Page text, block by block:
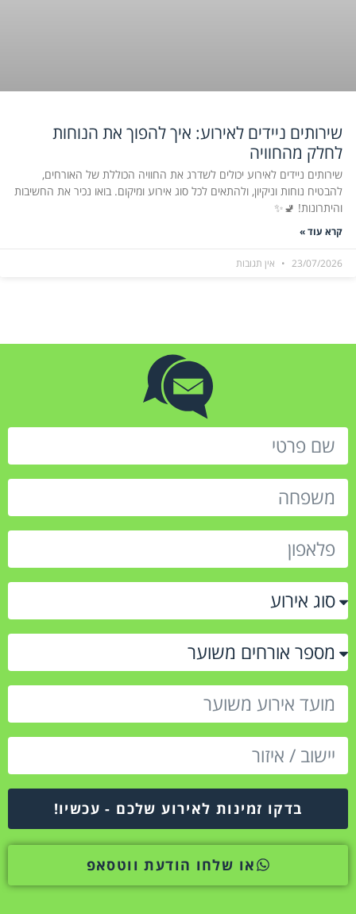
שירותים ניידים לאירוע: איך להפוך את הנוחות
לחלק מהחוויה
שירותים ניידים לאירוע יכולים לשדרג את החוויה הכוללת של האורחים,
להבטיח נוחות וניקיון, ולהתאים לכל סוג אירוע ומיקום. בואו נכיר את החשיבות
והיתרונות! 🚽✨
קרא עוד »
23/07/2026 אין תגובות
בדקו זמינות לאירוע שלכם - עכשיו!
או שלחו הודעת ווטסאפ